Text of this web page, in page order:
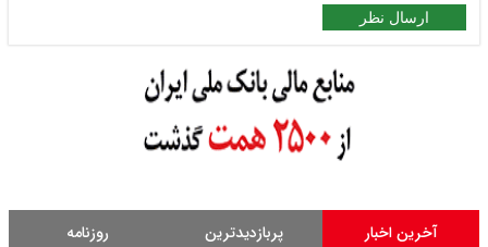
ارسال نظر
آخرین اخبار پربازدیدترین روزنامه